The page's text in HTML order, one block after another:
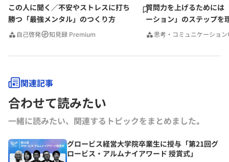
この人に聞く／不安やストレスに打ち
勝つ「最強メンタル」のつくり方
自己啓発 知見録 Premium
質問力を上げるためには
ーション」のステップを
みんなの相談室Premium
思考・コミュニケーション
関連記事
合わせて読みたい
一緒に読みたい、関連するトピックをまとめました｡
グロービス経営大学院卒業生に授与「第21回グ
ロービス・アルムナイアワード 授賞式」